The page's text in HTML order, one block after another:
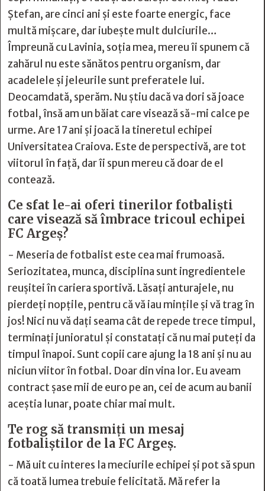
Ștefan, are cinci ani și este foarte energic, face
multă mișcare, dar iubește mult dulciurile…
Împreună cu Lavinia, soția mea, mereu îi spunem că
zahărul nu este sănătos pentru organism, dar
acadelele și jeleurile sunt preferatele lui.
Deocamdată, sperăm. Nu știu dacă va dori să joace
fotbal, însă am un băiat care visează să-mi calce pe
urme. Are 17 ani și joacă la tineretul echipei
Universitatea Craiova. Este de perspectivă, are tot
viitorul în față, dar îi spun mereu că doar de el
contează.
Ce sfat le-ai oferi tinerilor fotbaliști
care visează să îmbrace tricoul echipei
FC Argeș?
- Meseria de fotbalist este cea mai frumoasă.
Seriozitatea, munca, disciplina sunt ingredientele
reușitei în cariera sportivă. Lăsați anturajele, nu
pierdeți nopțile, pentru că vă iau mințile și vă trag în
jos! Nici nu vă dați seama cât de repede trece timpul,
terminați junioratul și constatați că nu mai puteți da
timpul înapoi. Sunt copii care ajung la 18 ani și nu au
niciun viitor în fotbal. Doar din vina lor. Eu aveam
contract șase mii de euro pe an, cei de acum au banii
aceștia lunar, poate chiar mai mult.
Te rog să transmiți un mesaj
fotbaliștilor de la FC Argeș.
- Mă uit cu interes la meciurile echipei și pot să spun
că toată lumea trebuie felicitată. Mă refer la